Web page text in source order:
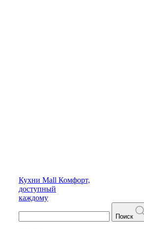
Кухни Mall Комфорт,
доступный
каждому
Поиск